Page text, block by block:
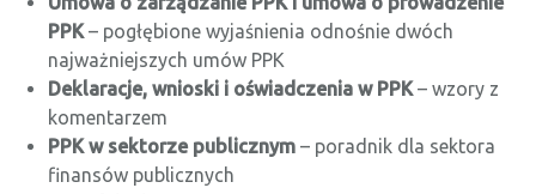
PPK– pogłębione wyjaśnienia odnośnie dwóch
najważniejszych umów PPK
Deklaracje, wnioski i oświadczenia w PPK– wzory z
komentarzem
PPK w sektorze publicznym – poradnik dla sektora
finansów publicznych